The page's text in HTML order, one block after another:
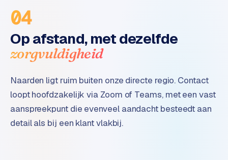
I
n
d
u
s
r
i
e
04
Op afstand, met dezelfde
zorgvuldigheid
Naarden ligt ruim buiten onze directe regio. Contact
loopt hoofdzakelijk via Zoom of Teams, met een vast
aanspreekpunt die evenveel aandacht besteedt aan
detail als bij een klant vlakbij.